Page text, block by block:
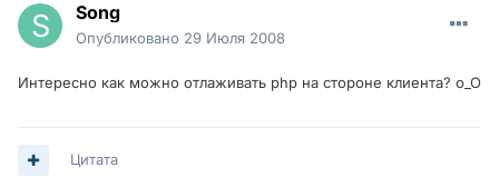
Song
Опубликовано 29 Июля 2008
Интересно как можно отлаживать php на стороне клиента? o_O
Цитата